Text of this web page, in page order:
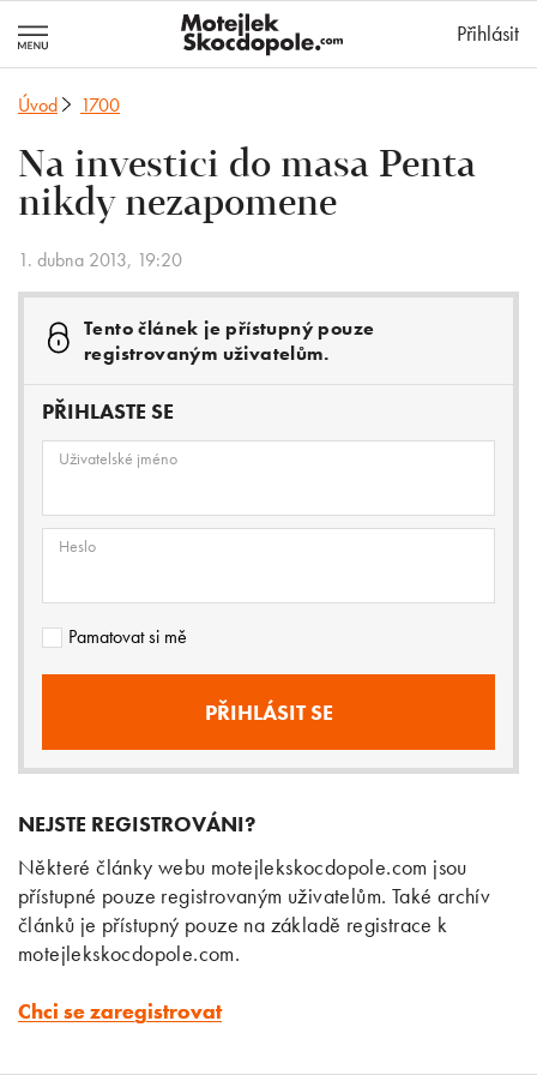
Přihlásit
Úvod 1700
Na investici do masa Penta
nikdy nezapomene
1. dubna 2013, 19:20
Tento článek je přístupný pouze
registrovaným uživatelům.
PŘIHLASTE SE
Uživatelské jméno
Heslo
Pamatovat si mě
NEJSTE REGISTROVÁNI?
Některé články webu motejlekskocdopole.com jsou
přístupné pouze registrovaným uživatelům. Také archív
článků je přístupný pouze na základě registrace k
motejlekskocdopole.com.
Chci se zaregistrovat